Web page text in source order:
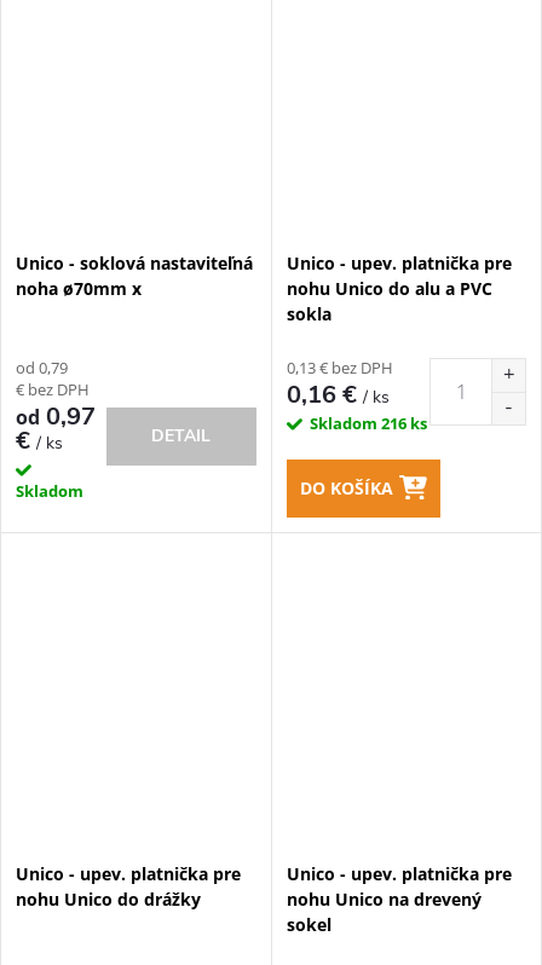
Unico - soklová nastaviteľná
noha ø70mm x
od 0,79
€ bez DPH
od 0,97
€/ ks
Skladom
DETAIL
Unico - upev. platnička pre
nohu Unico do alu a PVC
sokla
0,13 € bez DPH
0,16 €/ ks
Skladom 216 ks
DO KOŠÍKA
Unico - upev. platnička pre
nohu Unico do drážky
Unico - upev. platnička pre
nohu Unico na drevený
sokel